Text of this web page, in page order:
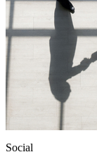
Social